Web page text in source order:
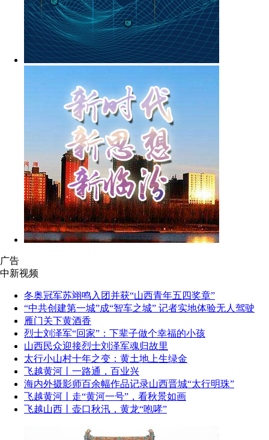
广告
中新视频
冬奥冠军苏翊鸣入团并获“山西青年五四奖章”
“中共创建第一城”成“智车之城” 记者实地体验无人驾驶
雁门关下黄酒香
烈士刘泽军“回家”：下辈子做个幸福的小孩
山西民众迎接烈士刘泽军魂归故里
太行小山村十年之变：黄土地上生绿金
飞越黄河丨一路通，百业兴
海内外摄影师百余幅作品记录山西晋城“太行明珠”
飞越黄河丨走“黄河一号”，看秋景如画
飞越山西丨壶口秋汛，黄龙“咆哮”